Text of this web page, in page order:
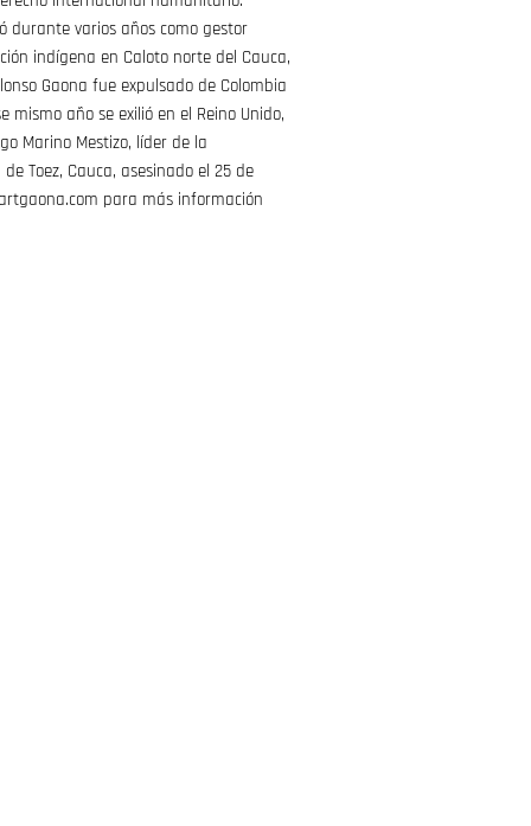
durante varios años como gestor
indígena en Caloto norte del Cauca,
Gaona fue expulsado de Colombia
mismo año se exilió en el Reino Unido,
Marino Mestizo, líder de la
Toez, Cauca, asesinado el 25 de
para más información